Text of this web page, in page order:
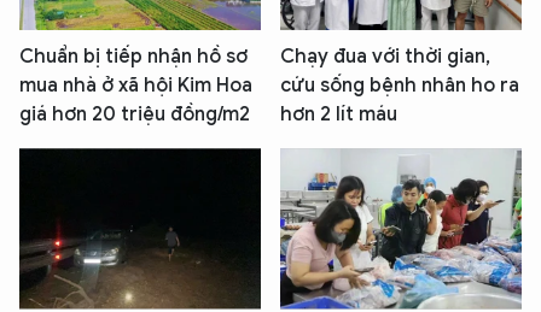
Chuẩn bị tiếp nhận hồ sơ
mua nhà ở xã hội Kim Hoa
giá hơn 20 triệu đồng/m2
Chạy đua với thời gian,
cứu sống bệnh nhân ho ra
hơn 2 lít máu